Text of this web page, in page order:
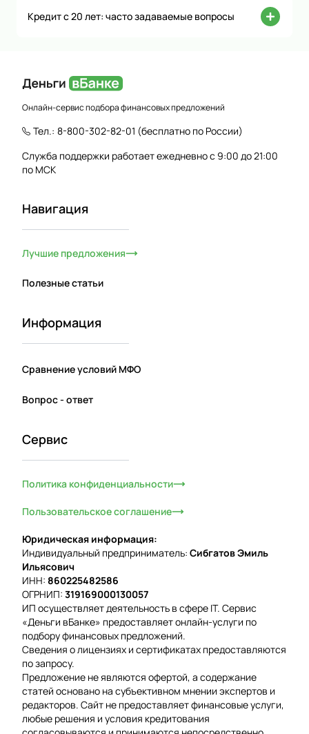
Кредит с 20 лет: часто задаваемые вопросы
Онлайн-сервис подбора финансовых предложений
Тел.: 8-800-302-82-01 (бесплатно по России)
Служба поддержки работает ежедневно с 9:00 до 21:00
по МСК
Навигация
Лучшие предложения
Полезные статьи
Информация
Сравнение условий МФО
Вопрос - ответ
Сервис
Политика конфиденциальности
Пользовательское соглашение
Юридическая информация:
Индивидуальный предприниматель: Сибгатов Эмиль
Ильясович
ИНН: 860225482586
ОГРНИП: 319169000130057
ИП осуществляет деятельность в сфере IT. Сервис
«Деньги вБанке» предоставляет онлайн-услуги по
подбору финансовых предложений.
Сведения о лицензиях и сертификатах предоставляются
по запросу.
Предложение не являются офертой, а содержание
статей основано на субъективном мнении экспертов и
редакторов. Сайт не предоставляет финансовые услуги,
любые решения и условия кредитования